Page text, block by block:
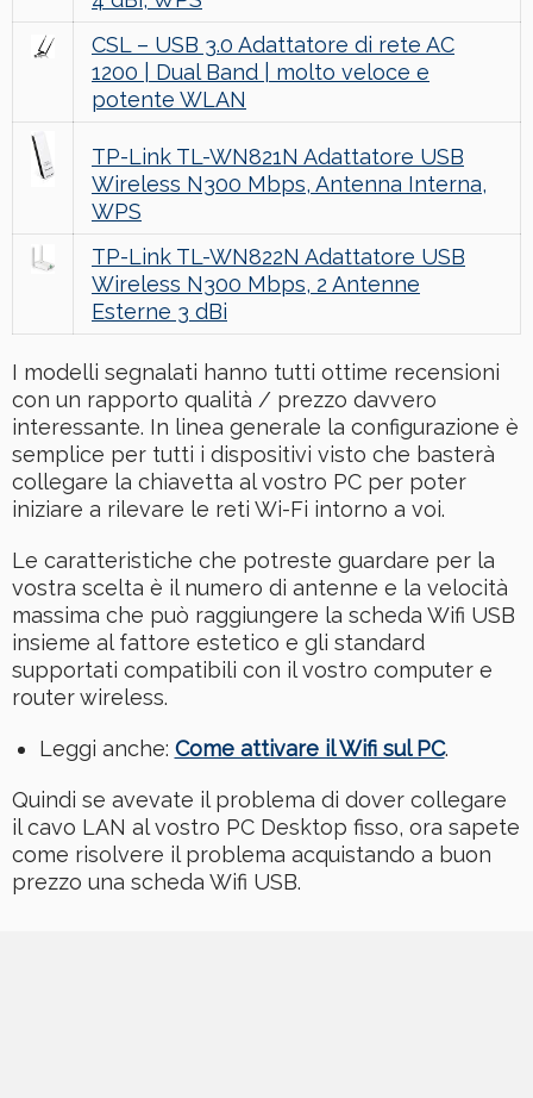
CSL – USB 3.0 Adattatore di rete AC
1200 | Dual Band | molto veloce e
potente WLAN
TP-Link TL-WN821N Adattatore USB
Wireless N300 Mbps, Antenna Interna,
WPS
TP-Link TL-WN822N Adattatore USB
Wireless N300 Mbps, 2 Antenne
Esterne 3 dBi
I modelli segnalati hanno tutti ottime recensioni
con un rapporto qualità / prezzo davvero
interessante. In linea generale la configurazione è
semplice per tutti i dispositivi visto che basterà
collegare la chiavetta al vostro PC per poter
iniziare a rilevare le reti Wi-Fi intorno a voi.
Le caratteristiche che potreste guardare per la
vostra scelta è il numero di antenne e la velocità
massima che può raggiungere la scheda Wifi USB
insieme al fattore estetico e gli standard
supportati compatibili con il vostro computer e
router wireless.
Leggi anche: Come attivare il Wifi sul PC.
Quindi se avevate il problema di dover collegare
il cavo LAN al vostro PC Desktop fisso, ora sapete
come risolvere il problema acquistando a buon
prezzo una scheda Wifi USB.